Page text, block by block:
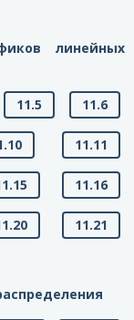
линейных
11.5 11.6
11.11
11.16
11.21